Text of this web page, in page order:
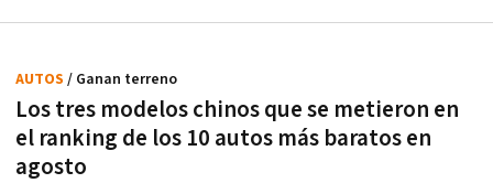
Los tres modelos chinos que se metieron en
el ranking de los 10 autos más baratos en
agosto
AUTOS / Ganan terreno